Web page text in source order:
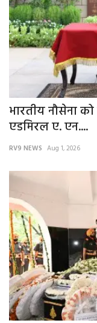
बिहार
संस्कृति, धर्म और आस्था
भारतीय नौसेना
एडमिरल ए. एन....
RV9 NEWS Aug 1, 2026